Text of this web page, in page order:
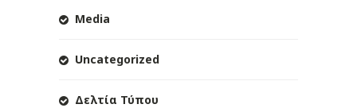
Media
Uncategorized
Δελτία Τύπου